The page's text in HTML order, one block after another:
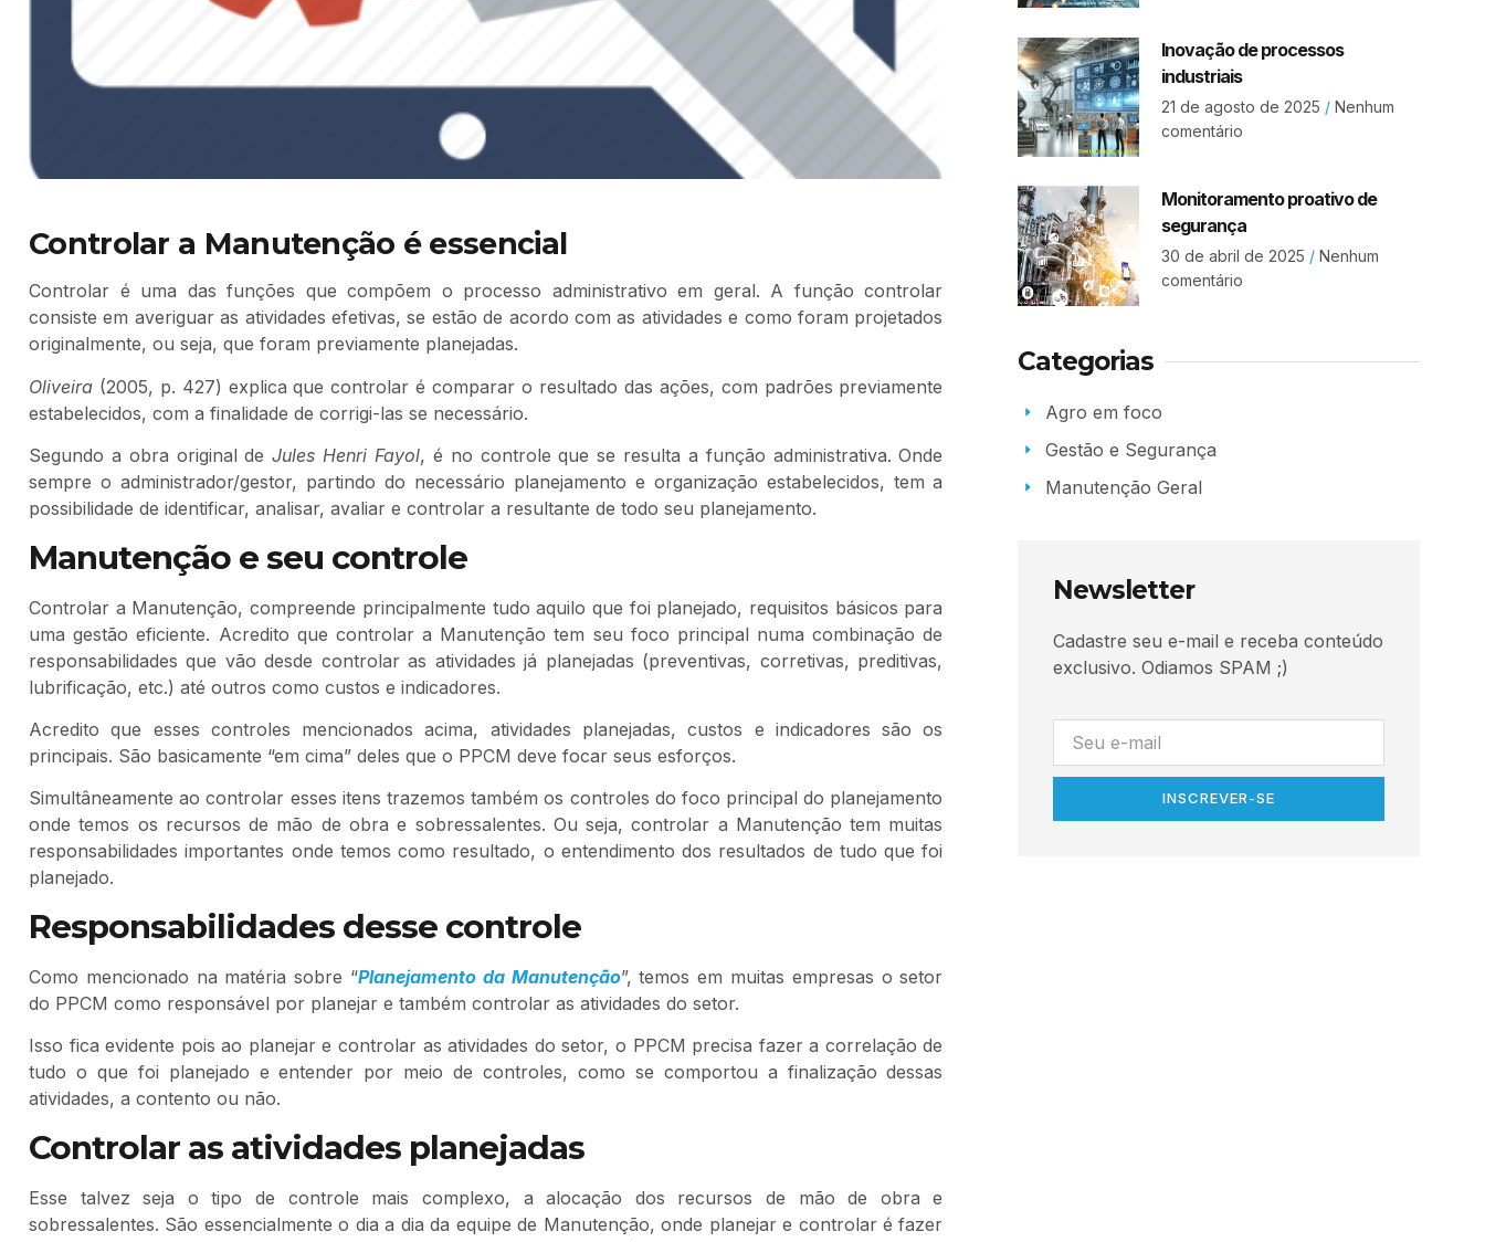
Controlar a Manutenção é essencial
Controlar é uma das funções que compõem o processo administrativo em geral. A função controlar
consiste em averiguar as atividades efetivas, se estão de acordo com as atividades e como foram projetados
originalmente, ou seja, que foram previamente planejadas.
Oliveira (2005, p. 427) explica que controlar é comparar o resultado das ações, com padrões previamente
estabelecidos, com a finalidade de corrigi-las se necessário.
Segundo a obra original deJules Henri Fayol, é no controle que se resulta a função administrativa. Onde
sempre o administrador/gestor, partindo do necessário planejamento e organização estabelecidos, tem a
possibilidade de identificar, analisar, avaliar e controlar a resultante de todo seu planejamento.
Manutenção e seu controle
Controlar a Manutenção, compreende principalmente tudo aquilo que foi planejado, requisitos básicos para
uma gestão eficiente. Acredito que controlar a Manutenção tem seu foco principal numa combinação de
responsabilidades que vão desde controlar as atividades já planejadas (preventivas, corretivas, preditivas,
lubrificação, etc.) até outros como custos e indicadores.
Acredito que esses controles mencionados acima, atividades planejadas, custos e indicadores são os
principais. São basicamente “em cima” deles que o PPCM deve focar seus esforços.
Simultâneamente ao controlar esses itens trazemos também os controles do foco principal do planejamento
onde temos os recursos de mão de obra e sobressalentes. Ou seja, controlar a Manutenção tem muitas
responsabilidades importantes onde temos como resultado, o entendimento dos resultados de tudo que foi
planejado.
Responsabilidades desse controle
Como mencionado na matéria sobre “Planejamento da Manutenção”, temos em muitas empresas o setor
do PPCM como responsável por planejar e também controlar as atividades do setor.
Isso fica evidente pois ao planejar e controlar as atividades do setor, o PPCM precisa fazer a correlação de
tudo o que foi planejado e entender por meio de controles, como se comportou a finalização dessas
atividades, a contento ou não.
Controlar as atividades planejadas
Esse talvez seja o tipo de controle mais complexo, a alocação dos recursos de mão de obra e
sobressalentes. São essencialmente o dia a dia da equipe de Manutenção, onde planejar e controlar é fazer
Inovação de processos
industriais
21 de agosto de 2025 Nenhum
comentário
Monitoramento proativo de
segurança
30 de abril de 2025 Nenhum
comentário
Categorias
Agro em foco
Gestão e Segurança
Manutenção Geral
Newsletter
Cadastre seu e-mail e receba conteúdo
exclusivo. Odiamos SPAM ;)
INSCREVER-SE